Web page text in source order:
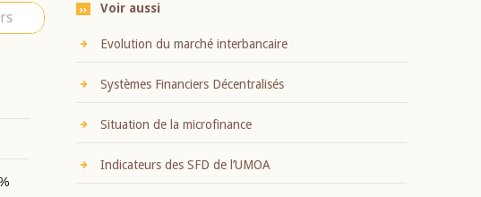
Voir aussi
Evolution du marché interbancaire
Systèmes Financiers Décentralisés
Situation de la microfinance
Indicateurs des SFD de l’UMOA